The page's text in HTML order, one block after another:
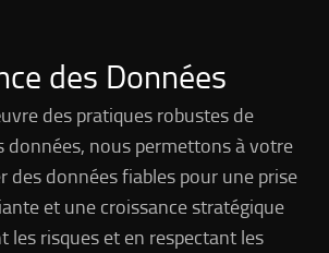
des Données
des pratiques robustes de
données, nous permettons à votre
des données fiables pour une prise
et une croissance stratégique
risques et en respectant les